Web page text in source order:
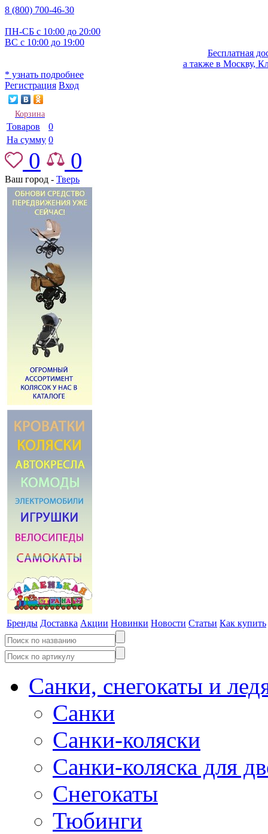
8 (800) 700-46-30
ПН-СБ с 10:00 до 20:00
ВС с 10:00 до 19:00
Бесплатная
а также в Москву,
* узнать подробнее
Регистрация Вход
Корзина
Товаров
0
На сумму 0
0 0
Ваш город - Тверь
Бренды Доставка Акции Новинки Новости Статьи Как купить
Санки, снегокаты и
Санки
Санки-коляски
Санки-коляска для
Снегокаты
Тюбинги